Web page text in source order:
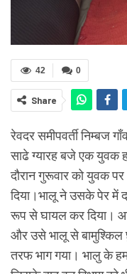
0
42
Share
रेवदर समीपवर्ती निम्बज
साढे ग्यारह बजे एक युवक
दौरान गुरूवार को युवक
दिया।भालू ने उसके पेर में
रूप से घायल कर दिया।
और उसे भालू से बामुश्किल
तरफ भाग गया। भालु के